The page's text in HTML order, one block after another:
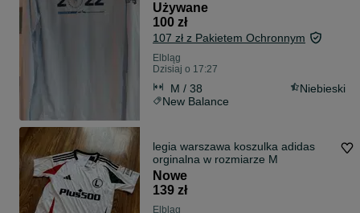
Używane
100 zł
107 zł z Pakietem Ochronnym
Elbląg
Dzisiaj o 17:27
M / 38
Niebieski
New Balance
legia warszawa koszulka adidas
orginalna w rozmiarze M
Nowe
139 zł
Elbląg